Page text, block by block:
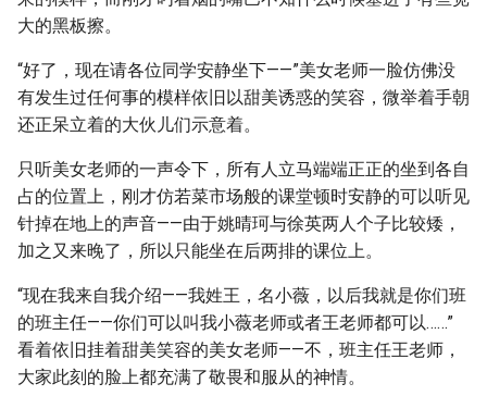
大的黑板擦。
“好了，现在请各位同学安静坐下——”美女老师一脸仿佛没
有发生过任何事的模样依旧以甜美诱惑的笑容，微举着手朝
还正呆立着的大伙儿们示意着。
只听美女老师的一声令下，所有人立马端端正正的坐到各自
占的位置上，刚才仿若菜市场般的课堂顿时安静的可以听见
针掉在地上的声音——由于姚晴珂与徐英两人个子比较矮，
加之又来晚了，所以只能坐在后两排的课位上。
“现在我来自我介绍——我姓王，名小薇，以后我就是你们班
的班主任——你们可以叫我小薇老师或者王老师都可以……”
看着依旧挂着甜美笑容的美女老师——不，班主任王老师，
大家此刻的脸上都充满了敬畏和服从的神情。